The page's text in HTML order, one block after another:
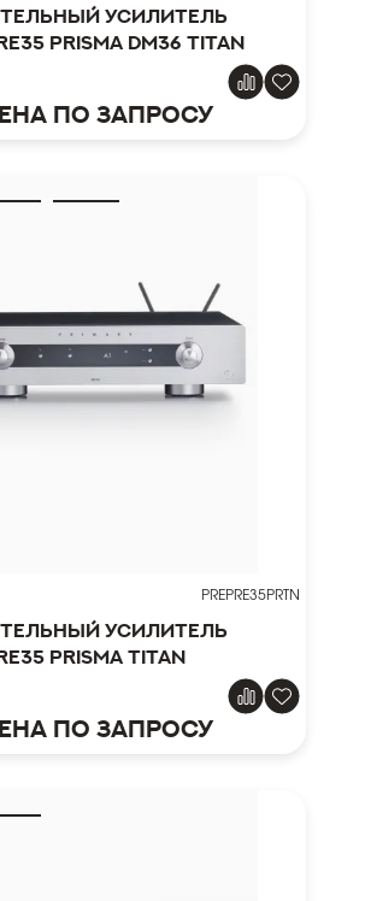
усилитель
Prisma DM36 Titan
по запросу
PREPRE35PRTN
усилитель
Prisma Titan
по запросу